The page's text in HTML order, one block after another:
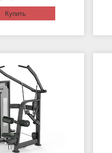
Купить